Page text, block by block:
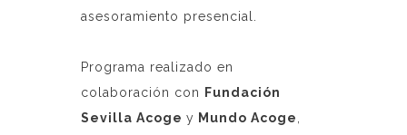
asesoramiento presencial.
Programa realizado en
colaboración con
Fundación
Sevilla Acoge y Mundo Acoge